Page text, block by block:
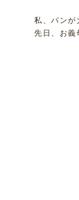
私、パンが
先日、お義